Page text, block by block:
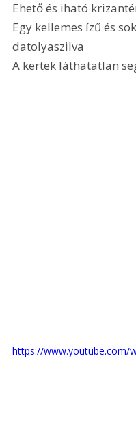
Ehető és iható
Egy kellemes ízű és
datolyaszilva
A kertek láthatatlan
https://www.youtube.com/